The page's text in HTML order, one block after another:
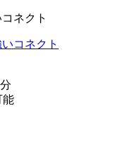
ネクト
能